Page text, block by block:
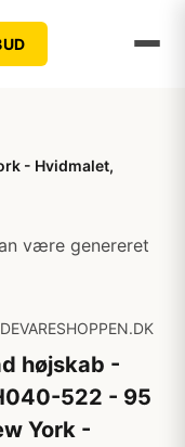
- Hvidmalet,
være genereret
højskab -
522 - 95
York -